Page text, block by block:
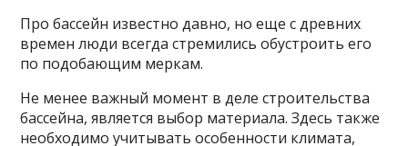
Про бассейн известно давно, но еще с древних
времен люди всегда стремились обустроить его
по подобающим меркам.
Не менее важный момент в деле строительства
бассейна, является выбор материала. Здесь также
необходимо учитывать особенности климата,